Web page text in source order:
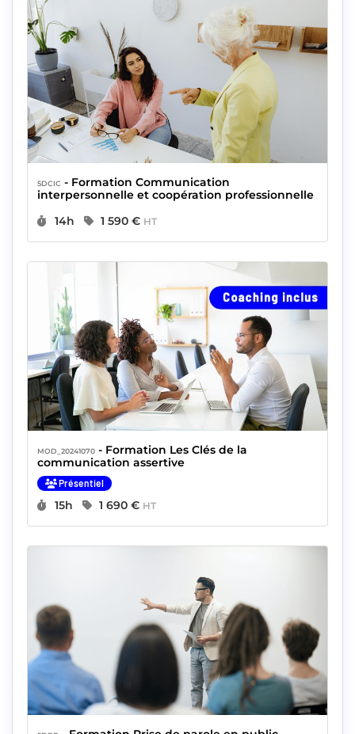
5DCIC - Formation Communication
interpersonnelle et coopération professionnelle
Durée :
14h Prix :
1 590 € HT
MOD_20241070 - Formation Les Clés de la
communication assertive
Présentiel
Durée :
15h Prix :
1 690 € HT